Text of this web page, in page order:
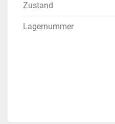
Zustand
Lagernummer